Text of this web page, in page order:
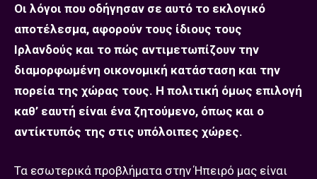
Οι λόγοι που οδήγησαν σε αυτό το εκλογικό
αποτέλεσμα, αφορούν τους ίδιους τους
Ιρλανδούς και το πώς αντιμετωπίζουν την
διαμορφωμένη οικονομική κατάσταση και την
πορεία της χώρας τους. Η πολιτική όμως επιλογή
καθ’ εαυτή είναι ένα ζητούμενο, όπως και ο
αντίκτυπός της στις υπόλοιπες χώρες.
Τα εσωτερικά προβλήματα στην Ήπειρό μας είναι